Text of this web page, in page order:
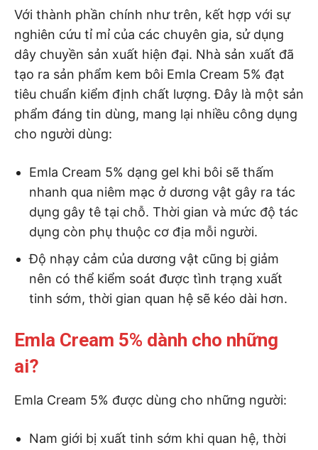
Với thành phần chính như trên, kết hợp với sự
nghiên cứu tỉ mỉ của các chuyên gia, sử dụng
dây chuyền sản xuất hiện đại. Nhà sản xuất đã
tạo ra sản phẩm kem bôi Emla Cream 5% đạt
tiêu chuẩn kiểm định chất lượng. Đây là một sản
phẩm đáng tin dùng, mang lại nhiều công dụng
cho người dùng:
Emla Cream 5% dạng gel khi bôi sẽ thấm
nhanh qua niêm mạc ở dương vật gây ra tác
dụng gây tê tại chỗ. Thời gian và mức độ tác
dụng còn phụ thuộc cơ địa mỗi người.
Độ nhạy cảm của dương vật cũng bị giảm
nên có thể kiểm soát được tình trạng xuất
tinh sớm, thời gian quan hệ sẽ kéo dài hơn.
Emla Cream 5% dành cho những
ai?
Emla Cream 5% được dùng cho những người:
Nam giới bị xuất tinh sớm khi quan hệ, thời